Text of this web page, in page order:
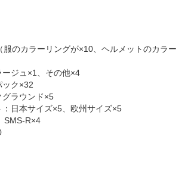
服のカラーリングが×10、ヘルメットのカラー
ジュ×1、その他×4
ック×32
グラウンド×5
日本サイズ×5、欧州サイズ×5
SMS-R×4